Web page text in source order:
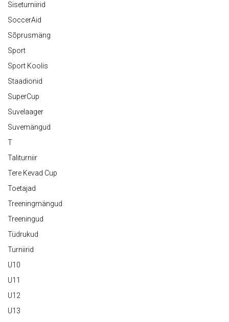
Siseturniirid
SoccerAid
Sõprusmäng
Sport
Sport Koolis
Staadionid
SuperCup
Suvelaager
Suvemängud
T
Taliturniir
Tere Kevad Cup
Toetajad
Treeningmängud
Treeningud
Tüdrukud
Turniirid
U10
U11
U12
U13